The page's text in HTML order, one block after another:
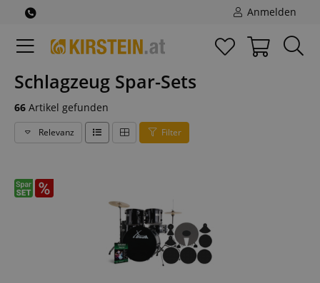
Anmelden
Schlagzeug Spar-Sets
66 Artikel gefunden
Relevanz Filter